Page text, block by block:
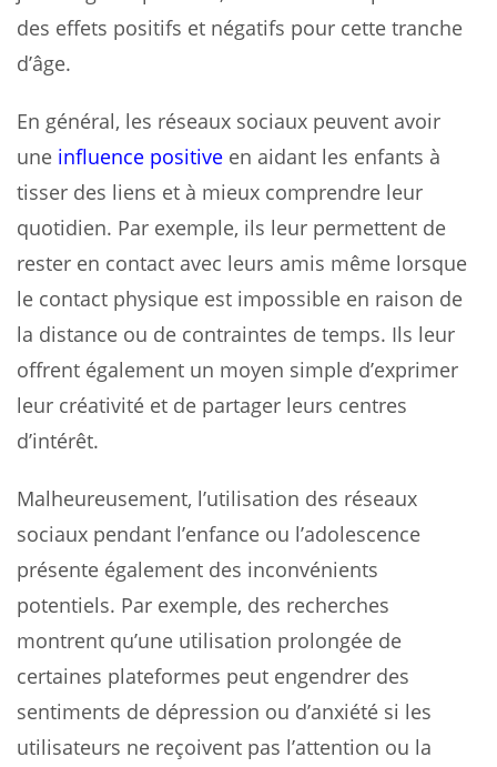
des effets positifs et négatifs pour cette tranche
d’âge.
En général, les réseaux sociaux peuvent avoir
une influence positive en aidant les enfants à
tisser des liens et à mieux comprendre leur
quotidien. Par exemple, ils leur permettent de
rester en contact avec leurs amis même lorsque
le contact physique est impossible en raison de
la distance ou de contraintes de temps. Ils leur
offrent également un moyen simple d’exprimer
leur créativité et de partager leurs centres
d’intérêt.
Malheureusement, l’utilisation des réseaux
sociaux pendant l’enfance ou l’adolescence
présente également des inconvénients
potentiels. Par exemple, des recherches
montrent qu’une utilisation prolongée de
certaines plateformes peut engendrer des
sentiments de dépression ou d’anxiété si les
utilisateurs ne reçoivent pas l’attention ou la